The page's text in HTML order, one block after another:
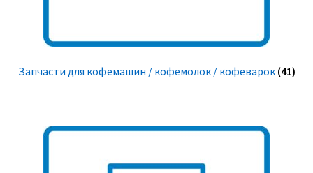
Запчасти для кофемашин / кофемолок / кофеварок (41)